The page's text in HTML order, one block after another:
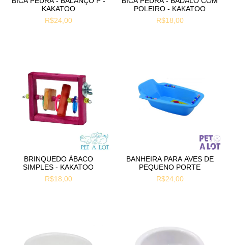
KAKATOO
R$24,00
POLEIRO - KAKATOO
R$18,00
BRINQUEDO ÁBACO
SIMPLES - KAKATOO
R$18,00
BANHEIRA PARA AVES DE
PEQUENO PORTE
R$24,00